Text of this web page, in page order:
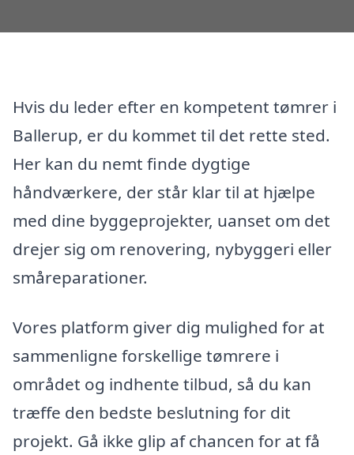
Hvis du leder efter en kompetent tømrer i
Ballerup, er du kommet til det rette sted.
Her kan du nemt finde dygtige
håndværkere, der står klar til at hjælpe
med dine byggeprojekter, uanset om det
drejer sig om renovering, nybyggeri eller
småreparationer.
Vores platform giver dig mulighed for at
sammenligne forskellige tømrere i
området og indhente tilbud, så du kan
træffe den bedste beslutning for dit
projekt. Gå ikke glip af chancen for at få